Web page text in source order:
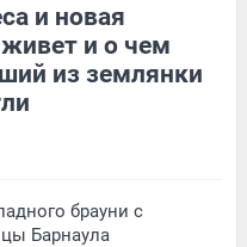
и новая
и о чем
из землянки
брауни с
Барнаула